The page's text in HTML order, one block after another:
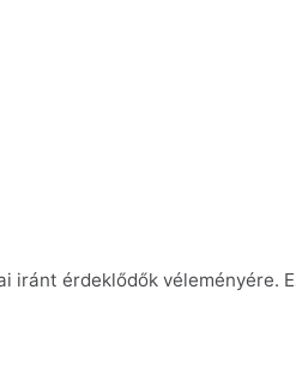
érdeklődők véleményére.